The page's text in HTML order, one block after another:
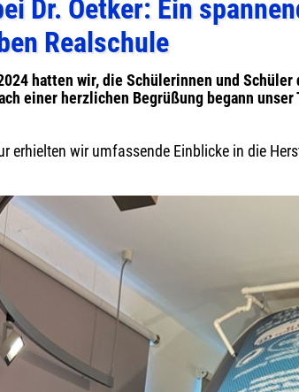
Dr. Oetker: Ein
Realschule
hatten wir, die Schülerinnen und
einer herzlichen Begrüßung begann
erhielten wir umfassende Einblicke in die